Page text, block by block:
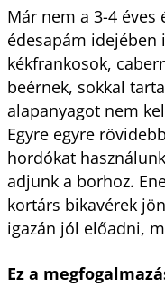
Már nem a 3-4
édesapám idejében
kékfrankosok,
beérnek, sokkal
alapanyagot nem
Egyre egyre
hordókat
adjunk a borhoz.
kortárs bikavérek
igazán jól előadni,
Ez a